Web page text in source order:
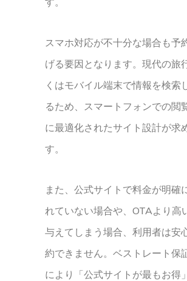
スマホ対応が不十分な場合も予
げる要因となります。現代の旅
くはモバイル端末で情報を検索
るため、スマートフォンでの閲
に最適化されたサイト設計が求
す。
また、公式サイトで料金が明確
れていない場合や、OTAより高
与えてしまう場合、利用者は安
約できません。ベストレート保
により「公式サイトが最もお得